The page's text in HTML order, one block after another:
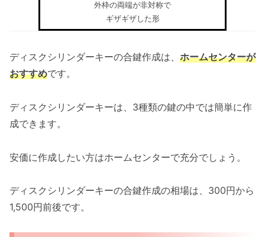
外枠の両端が非対称で
ギザギザした形
ディスクシリンダーキーの合鍵作成は、 ホームセンターが
おすすめです。
ディスクシリンダーキーは、3種類の鍵の中では簡単に作
成できます。
安価に作成したい方はホームセンターで充分でしょう。
ディスクシリンダーキーの合鍵作成の相場は、300円から
1,500円前後です。